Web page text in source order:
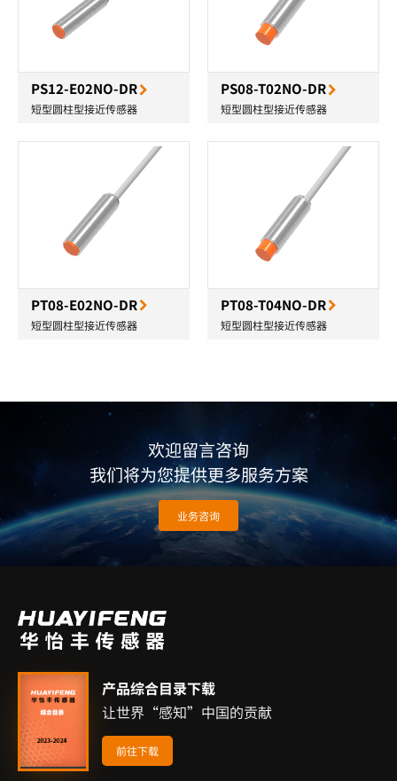
PS12-E02NO-DR
短型圆柱型接近传感器
PS08-T02NO-DR
短型圆柱型接近传感器
PT08-E02NO-DR
短型圆柱型接近传感器
PT08-T04NO-DR
短型圆柱型接近传感器
欢迎留言咨询
我们将为您提供更多服务方案
业务咨询
产品综合目录下载
让世界“感知”中国的贡献
前往下载